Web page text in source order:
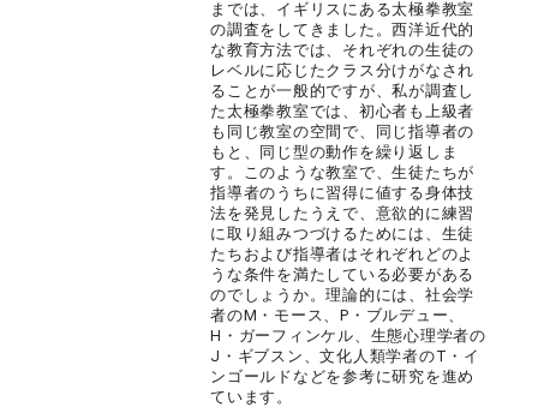
までは、イギリスにある太極拳教室
の調査をしてきました。西洋近代的
な教育方法では、それぞれの生徒の
レベルに応じたクラス分けがなされ
ることが一般的ですが、私が調査し
た太極拳教室では、初心者も上級者
も同じ教室の空間で、同じ指導者の
もと、同じ型の動作を繰り返しま
す。このような教室で、生徒たちが
指導者のうちに習得に値する身体技
法を発見したうえで、意欲的に練習
に取り組みつづけるためには、生徒
たちおよび指導者はそれぞれどのよ
うな条件を満たしている必要がある
のでしょうか。理論的には、社会学
者のM・モース、P・ブルデュー、
H・ガーフィンケル、生態心理学者の
J・ギブスン、文化人類学者のT・イ
ンゴールドなどを参考に研究を進め
ています。